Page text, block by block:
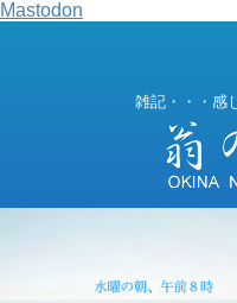
Mastodon
雑記・・・感